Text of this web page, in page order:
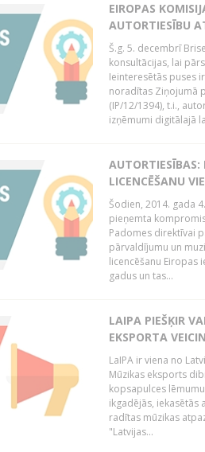
EIROPAS
AUTORTIESĪBU
Š.g. 5. decembrī
konsultācijas, lai
Ieinteresētās puses
noradītas Ziņojumā
(IP/12/1394), t.i.,
izņēmumi digitālajā
AUTORTIESĪBAS:
LICENCĒŠANU
Šodien, 2014. gada
pieņemta
Padomes direktīvai
pārvaldījumu un
licencēšanu Eiropas
gadus un tas...
LAIPA PIEŠĶIR
EKSPORTA
LaIPA ir viena no
Mūzikas eksports
kopsapulces
ikgadējās, iekasētās
radītas mūzikas
"Latvijas...